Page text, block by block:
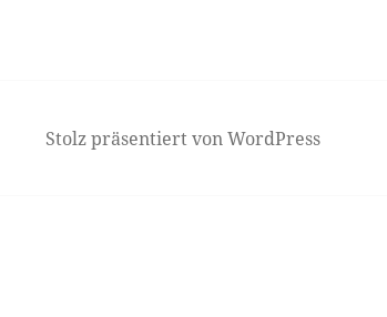
Stolz präsentiert von WordPress